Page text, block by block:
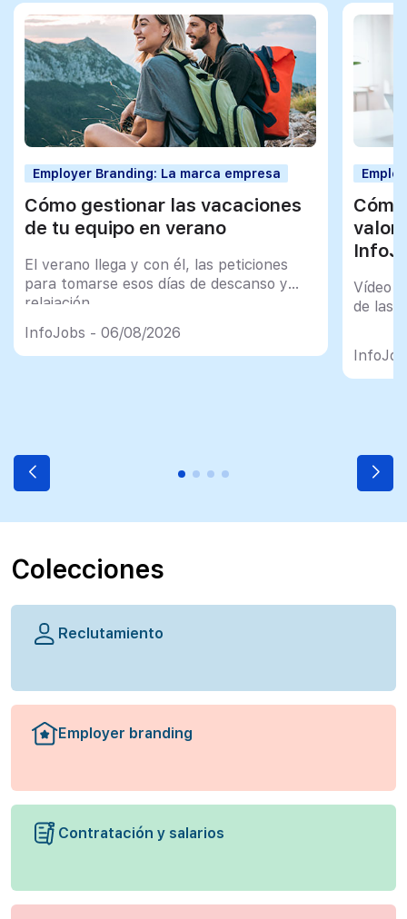
Employer Branding: La marca empresa
Cómo gestionar las vacaciones
de tu equipo en verano
El verano llega y con él, las peticiones
para tomarse esos días de descanso y
relajación
InfoJobs - 06/08/2026
Vídeo
de las
Colecciones
Reclutamiento
Employer branding
Contratación y salarios